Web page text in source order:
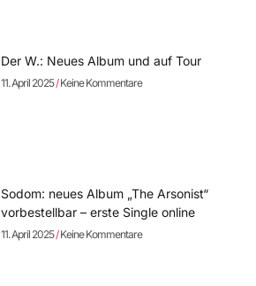
Der W.: Neues Album und auf Tour
11. April 2025 Keine Kommentare
Sodom: neues Album „The Arsonist“
vorbestellbar – erste Single online
11. April 2025 Keine Kommentare